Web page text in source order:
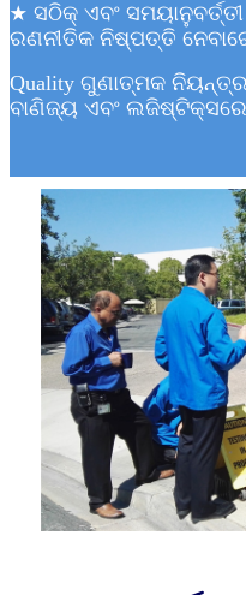
★ ସଠିକ୍ ଏବଂ
ରଣନୀତିକ ନିଷ୍ପତ୍ତି
Quality ଗୁଣାତ୍ମକ
ବାଣିଜ୍ୟ ଏବଂ